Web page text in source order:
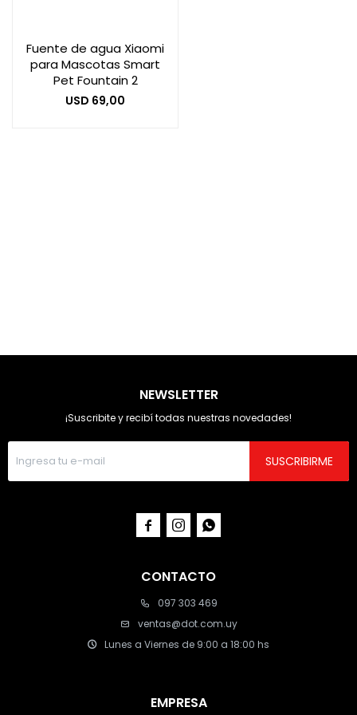
Fuente de agua Xiaomi
para Mascotas Smart
Pet Fountain 2
USD 69,00
CONTACTO
097 303 469
ventas@dot.com.uy
Lunes a Viernes de 9:00 a 18:00 hs
EMPRESA
NEWSLETTER
¡Suscribite y recibí todas nuestras novedades!
SUSCRIBIRME
  
Smart Home
Zona Home